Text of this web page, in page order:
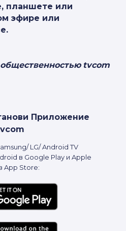
планшете или
эфире или
tvcom
Приложение
LG/ Android TV
в Google Play и Apple
App Store: